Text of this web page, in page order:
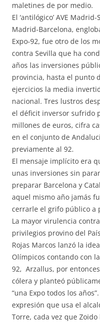
maletines de por medio.
El ‘antilógico’ AVE
Madrid-Barcelona,
Expo-92, fue otro de los
contra Sevilla que ha
años las inversiones
provincia, hasta el punto
ejercicios la media
nacional. Tres lustros
el déficit inversor sufrido
millones de euros, cifra
en el conjunto de
previamente al 92.
El mensaje implícito era
unas inversiones sin
preparar Barcelona y
aquel mismo año jamás
cerrarle el grifo público a
La mayor virulencia
privilegios provino del
Rojas Marcos lanzó la
Olímpicos contando con
92, Arzallus, por
cólera y planteó
“una Expo todos los
expresión que usa el
Torre, cada vez que